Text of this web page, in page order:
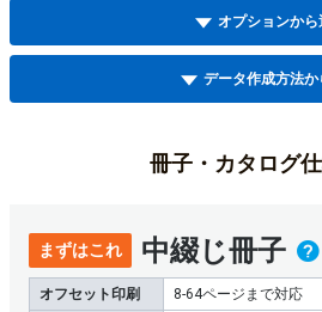
オプションから
データ作成方法か
冊子・カタログ
まずはこれ 中綴じ冊子
オフセット印刷
8-64ページまで対応